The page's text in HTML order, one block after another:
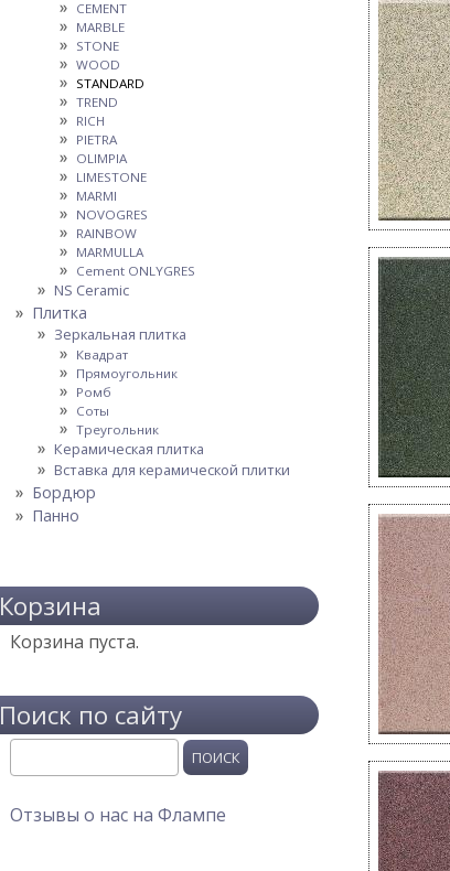
CEMENT
MARBLE
STONE
WOOD
STANDARD
TREND
RICH
PIETRA
OLIMPIA
LIMESTONE
MARMI
NOVOGRES
RAINBOW
MARMULLA
Cement ONLYGRES
NS Ceramic
Плитка
Зеркальная плитка
Квадрат
Прямоугольник
Ромб
Соты
Треугольник
Керамическая плитка
Вставка для керамической плитки
Бордюр
Панно
Корзина
Корзина пуста.
Поиск по сайту
Отзывы о нас на Флампе